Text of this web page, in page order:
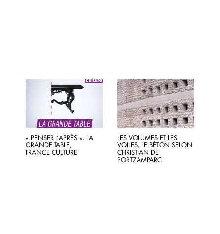
« PENSER L’APRÈS », LA
GRANDE TABLE,
FRANCE CULTURE
LES VOLUMES ET LES
VOILES, LE BÉTON SELON
CHRISTIAN DE
PORTZAMPARC